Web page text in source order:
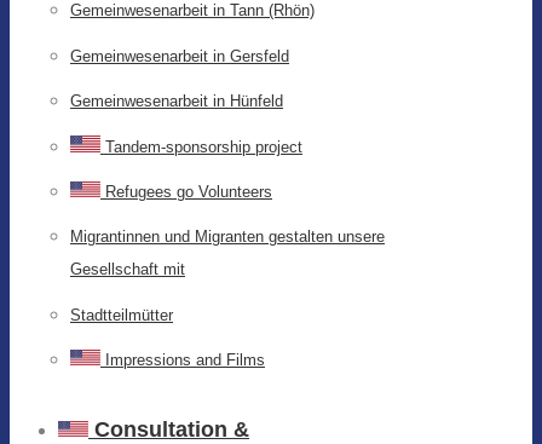
Gemeinwesenarbeit in Tann (Rhön)
Gemeinwesenarbeit in Gersfeld
Gemeinwesenarbeit in Hünfeld
Tandem-sponsorship project
Refugees go Volunteers
Migrantinnen und Migranten gestalten unsere
Gesellschaft mit
Stadtteilmütter
Impressions and Films
Consultation &